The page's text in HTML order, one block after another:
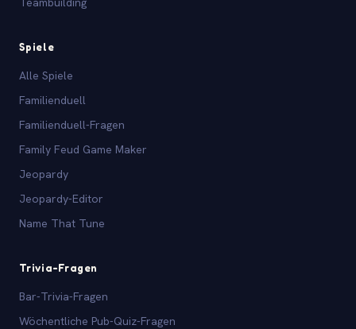
Spiele
Alle Spiele
Familienduell
Familienduell-Fragen
Family Feud Game Maker
Jeopardy
Jeopardy-Editor
Name That Tune
Trivia-Fragen
Bar-Trivia-Fragen
Wöchentliche Pub-Quiz-Fragen